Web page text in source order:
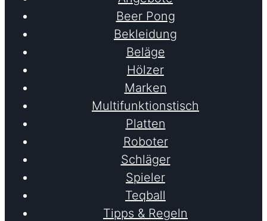
Beer Pong
Bekleidung
Beläge
Hölzer
Marken
Multifunktionstisch
Platten
Roboter
Schläger
Spieler
Teqball
Tipps & Regeln